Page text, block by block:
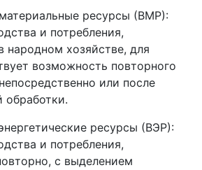
ресурсы (ВМР):
и потребления,
народном хозяйстве, для
возможность повторного
или после
обработки.
ресурсы (ВЭР):
и потребления,
с выделением